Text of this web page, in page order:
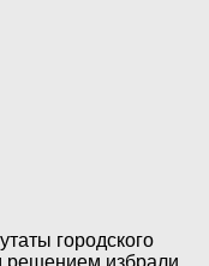
городского